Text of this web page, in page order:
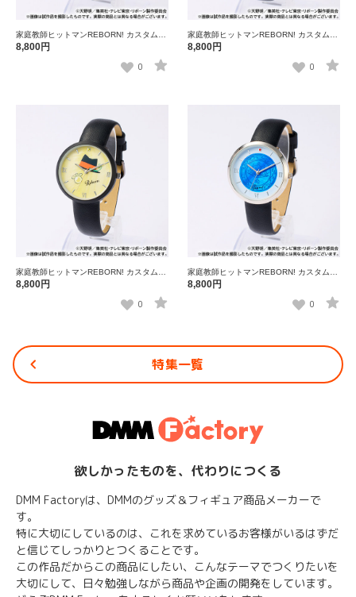
家庭教師ヒットマンREBORN! カスタムウ
ォッチ 山本武
8,800円
0
家庭教師ヒットマンREBORN! カスタムウ
ォッチ 獄寺隼人
8,800円
0
家庭教師ヒットマンREBORN! カスタムウ
ォッチ リボーン
8,800円
0
家庭教師ヒットマンREBORN! カスタムウ
ォッチ 沢田綱吉
8,800円
0
特集一覧
欲しかったものを、代わりにつくる
DMM Factoryは、DMMのグッズ＆フィギュア商品メーカーで
す。
特に大切にしているのは、これを求めているお客様がいるはずだ
と信じてしっかりとつくることです。
この作品だからこの商品にしたい、こんなテーマでつくりたいを
大切にして、日々勉強しながら商品や企画の開発をしています。